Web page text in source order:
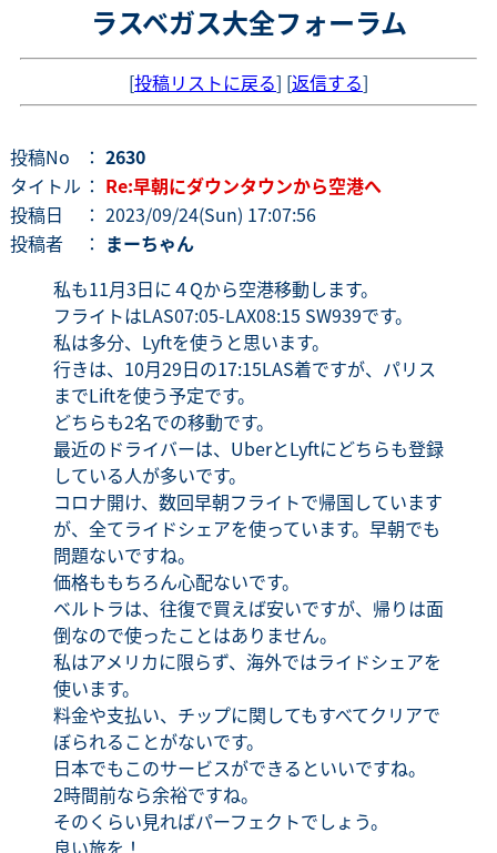
ラスベガス大全フォーラム
[投稿リストに戻る] [返信する]
投稿No ： 2630
タイトル ： Re:早朝にダウンタウンから空港へ
投稿日
： 2023/09/24(Sun) 17:07:56
投稿者
： まーちゃん
私も11月3日に４Qから空港移動します。
フライトはLAS07:05-LAX08:15 SW939です。
私は多分、Lyftを使うと思います。
行きは、10月29日の17:15LAS着ですが、パリス
までLiftを使う予定です。
どちらも2名での移動です。
最近のドライバーは、UberとLyftにどちらも登録
している人が多いです。
コロナ開け、数回早朝フライトで帰国しています
が、全てライドシェアを使っています。早朝でも
問題ないですね。
価格ももちろん心配ないです。
ベルトラは、往復で買えば安いですが、帰りは面
倒なので使ったことはありません。
私はアメリカに限らず、海外ではライドシェアを
使います。
料金や支払い、チップに関してもすべてクリアで
ぼられることがないです。
日本でもこのサービスができるといいですね。
2時間前なら余裕ですね。
そのくらい見ればパーフェクトでしょう。
良い旅を！